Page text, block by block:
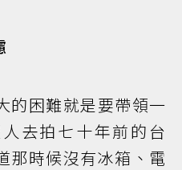
的困難就是要帶領一
去拍七十年前的台
那時候沒有冰箱、電